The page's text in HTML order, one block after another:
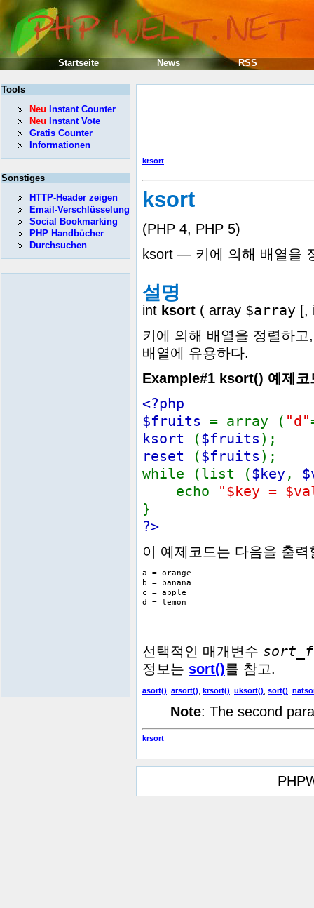
krsort
ksort
(PHP 4, PHP 5)
ksort — 키에 의해 배열을
설명
int ksort ( array $array [,
키에 의해 배열을 정렬하
배열에 유용하다.
Example#1 ksort() 예제코
<?php
$fruits = array ( "d"
ksort
($fruits );
reset
($fruits );
while (list ($key ,
echo
"$key =
}
?>
이 예제코드는 다음을 출력
a = orange
b = banana
c = apple
선택적인 매개변수
정보는 sort()를 참고.
asort() arsort() krsort() uksort() sort()
Note: The second
krsort
Tools
Neu Instant Counter
Neu Instant Vote
Gratis Counter
Informationen
Sonstiges
HTTP-Header zeigen
Email-Verschlüsselung
Social Bookmarking
PHP Handbücher
Durchsuchen
Startseite News RSS